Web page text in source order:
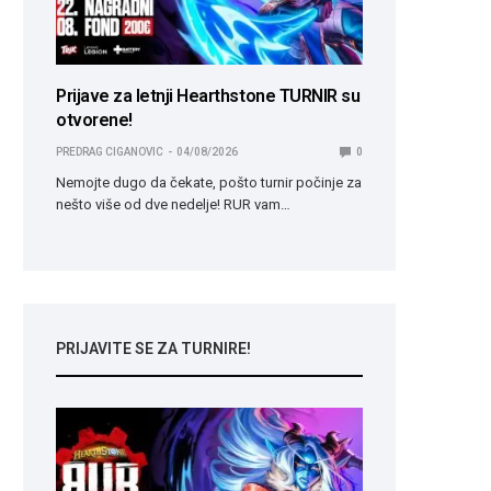
Prijave za letnji Hearthstone TURNIR su
otvorene!
PREDRAG CIGANOVIC 04/08/2026 0
Nemojte dugo da čekate, pošto turnir počinje za
nešto više od dve nedelje! RUR vam…
PRIJAVITE SE ZA TURNIRE!